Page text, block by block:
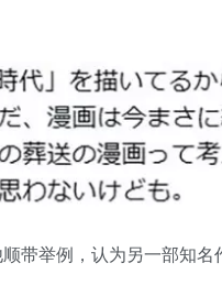
带举例，认为另一部知